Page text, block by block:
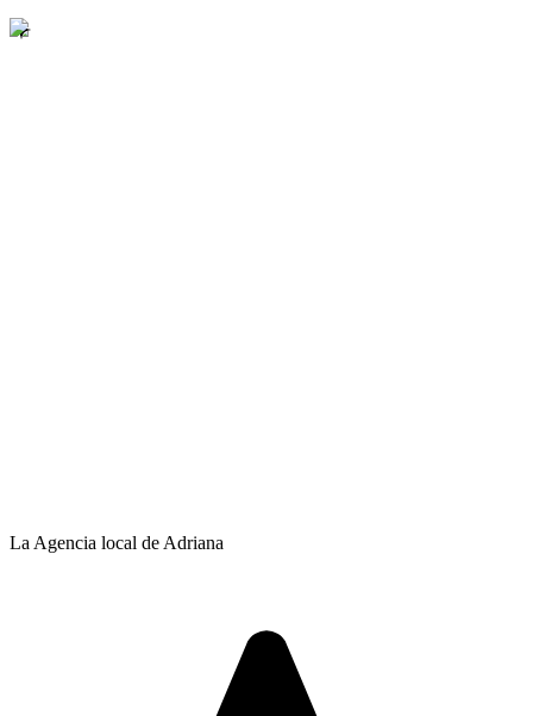
La Agencia local de Adriana